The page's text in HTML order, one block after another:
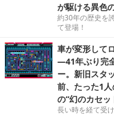
が駆ける異色
約30年の歴史を
て登場！
車が変形して
―41年ぶり完
ー。新旧スタ
前、たった1
の“幻のカセッ
長い時を経て受